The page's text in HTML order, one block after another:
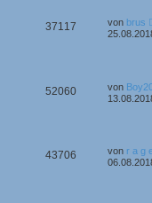
37117 von brus
52060 von
43706 von r a g